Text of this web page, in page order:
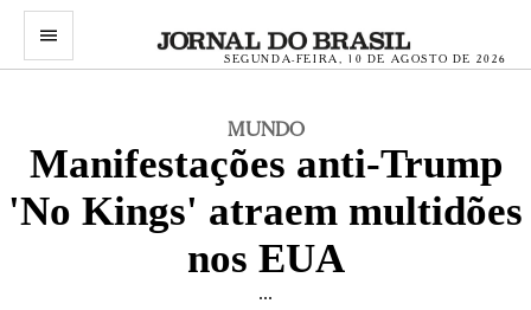
menu
SEGUNDA-FEIRA, 10 DE AGOSTO DE 2026
MUNDO
Manifestações anti-Trump
'No Kings' atraem multidões
nos EUA
...